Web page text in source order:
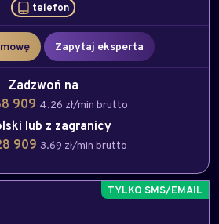
telefon
Zapytaj eksperta
Zadzwoń na
909 4.26 zł/min brutto
lub z zagranicy
909 3.69 zł/min brutto